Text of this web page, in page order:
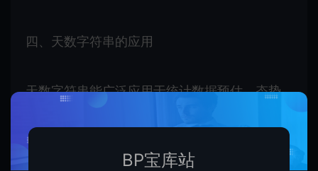
四、天数字符串的应用
天数字符串能广泛应用于统计数据预估、态势
域。在统计数据挖掘和预估中，天数字符串模
BP宝库站